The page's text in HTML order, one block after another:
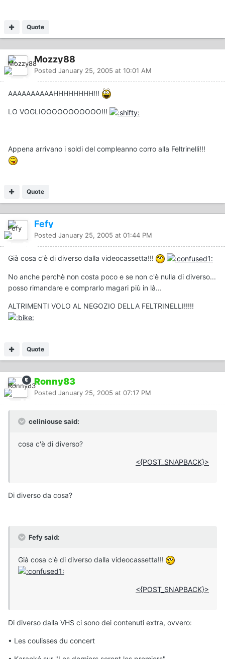
Quote
Mozzy88
Posted January 25, 2005 at 10:01 AM
AAAAAAAAAAHHHHHHHH!!!
LO VOGLIOOOOOOOOOOO!!!
Appena arrivano i soldi del compleanno corro alla Feltrinelli!!!
Quote
Fefy
Posted January 25, 2005 at 01:44 PM
Già cosa c'è di diverso dalla videocassetta!!!
No anche perchè non costa poco e se non c'è nulla di diverso...
posso rimandare e comprarlo magari più in là...
ALTRIMENTI VOLO AL NEGOZIO DELLA FELTRINELLI!!!!!
Quote
Ronny83
Posted January 25, 2005 at 07:17 PM
celiniouse said:
cosa c'è di diverso?
<{POST_SNAPBACK}>
Di diverso da cosa?
Fefy said:
Già cosa c'è di diverso dalla videocassetta!!!
<{POST_SNAPBACK}>
Di diverso dalla VHS ci sono dei contenuti extra, ovvero:
• Les coulisses du concert